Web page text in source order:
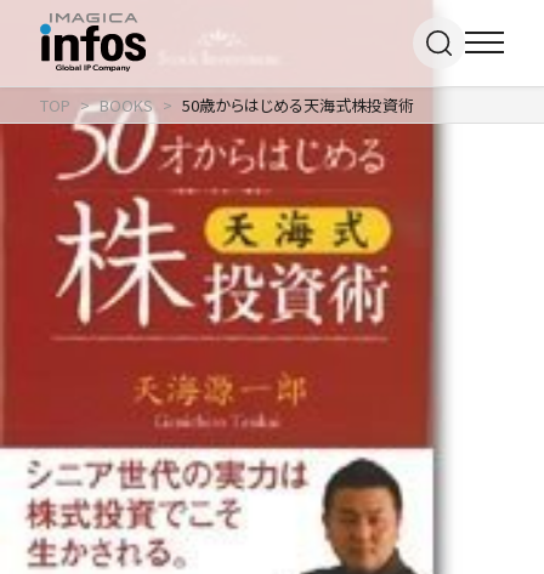
IP / MEDIA
事業紹介 TOP
出版事業
ライトアニメ事業
イベント事業／
配信事業
アパレル事業
COMPANY
会社情報 TOP
企業理念
会社概要
アクセス
沿革
RECRUIT
採用情報 TOP
新卒採用
中途・
アルバイト採用
よくあるご質問
ONLINE SHOP
TOP BOOKS 50歳からはじめる天海式株投資術